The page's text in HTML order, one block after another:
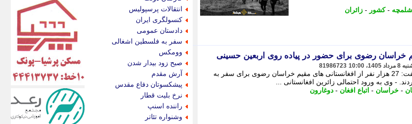
-کشور - زائران
81986723
مدیرکل اتباع و مهاجرین خارجی خراسان رضوی گفت: 27 هزار نفر از افغانستانی های مقیم خراسان رضوی برای سفر به
- وی به ورود احتمالی زائرین افغانستانی ...
- خراسان - اتباع افغان - دوغارون
انتقالات پرسپولیس
کنسولگری ایران
دادستان عمومی
سفر به فلسطین اشغالی
وومکس
صبح زود بیدار شدن
آرش مقدم
پیشکسوتان دفاع مقدس
نرخ بلیت قطار
راننده اسنپ
وشنواره تئاتر
اندیشه ها
انرژی پرس
ای استخدام
ایتنا
ایراف
ایران آرت
ایران آنلاین
ایران زندگی
ایران فوری
ایرانی روز
ایرانیتال